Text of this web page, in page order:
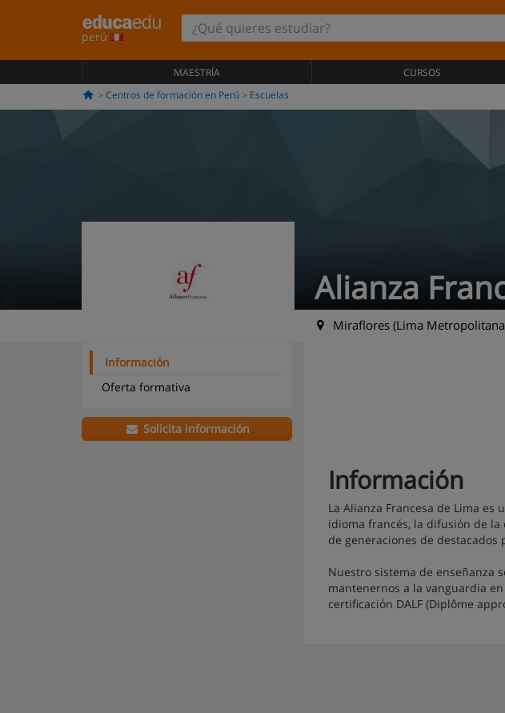
perú
MAESTRÍA CURSOS
Centros de formación en Perú
Escuelas
Alianza
Miraflores (Lima
Información
Oferta formativa
Solicita información
Información
La Alianza Francesa de Lima
idioma francés, la difusión de
de generaciones de
Nuestro sistema de enseñanza
mantenernos a la vanguardia
certificación DALF (Diplôme